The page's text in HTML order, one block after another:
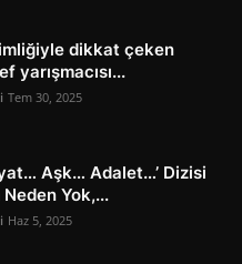
dikkat çeken
yarışmacısı...
Tem 30, 2025
Aşk… Adalet…’ Dizisi
Yok,...
Haz 5, 2025